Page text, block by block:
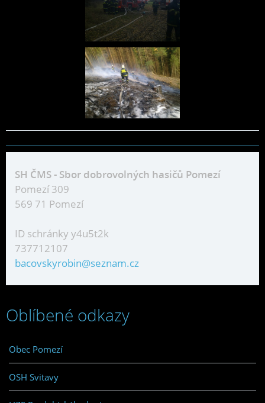
SH ČMS - Sbor dobrovolných hasičů Pomezí
Pomezí 309
569 71 Pomezí
ID schránky y4u5t2k
737712107
bacovskyrobin@seznam.cz
Oblíbené odkazy
Obec Pomezí
OSH Svitavy